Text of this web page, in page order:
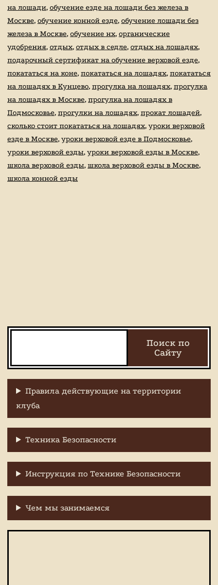
на лошади, обучение езде на лошади без железа в
Москве, обучение конной езде, обучение лошади без
железа в Москве, обучение нх, органические
удобрения, отдых, отдых в седле, отдых на лошадях,
подарочный сертификат на обучение верховой езде,
покататься на коне, покататься на лошадях, покататься
на лошадях в Кунцево, прогулка на лошадях, прогулка
на лошадях в Москве, прогулка на лошадях в
Подмосковье, прогулки на лошадях, прокат лошадей,
сколько стоит покататься на лошадях, уроки верховой
езде в Москве, уроки верховой езде в Подмосковье,
уроки верховой езды, уроки верховой езды в Москве,
школа верховой езды, школа верховой езды в Москве,
школа конной езды
Поиск
Поиск по
Сайту
Правила действующие на территории
клуба
Техника Безопасности
Инструкция по Технике Безопасности
Чем мы занимаемся